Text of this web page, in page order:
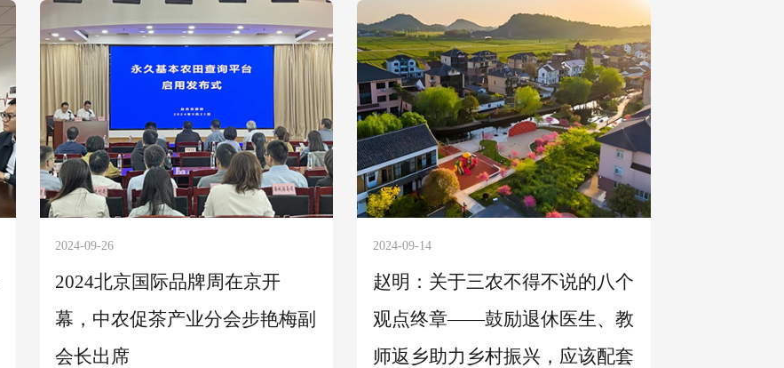
2024-09-26
2024北京国际品牌周在京开
幕，中农促茶产业分会步艳梅副
会长出席
2024-09-14
赵明：关于三农不得不说的八个
观点终章——鼓励退休医生、教
师返乡助力乡村振兴，应该配套